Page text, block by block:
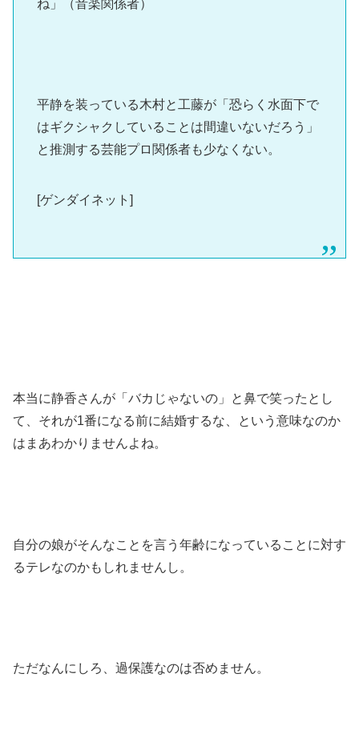
ね」（音楽関係者）
平静を装っている木村と工藤が「恐らく水面下で
はギクシャクしていることは間違いないだろう」
と推測する芸能プロ関係者も少なくない。
[ゲンダイネット]
本当に静香さんが「バカじゃないの」と鼻で笑ったとし
て、それが1番になる前に結婚するな、という意味なのか
はまあわかりませんよね。
自分の娘がそんなことを言う年齢になっていることに対す
るテレなのかもしれませんし。
ただなんにしろ、過保護なのは否めません。